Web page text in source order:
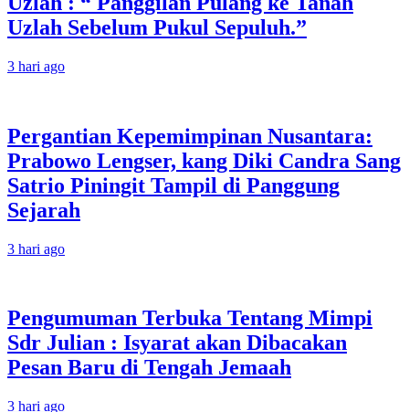
Uzlah Sebelum Pukul Sepuluh.”
3 hari ago
Pergantian Kepemimpinan Nusantara:
Prabowo Lengser, kang Diki Candra Sang
Satrio Piningit Tampil di Panggung
Sejarah
3 hari ago
Pengumuman Terbuka Tentang Mimpi
Sdr Julian : Isyarat akan Dibacakan
Pesan Baru di Tengah Jemaah
3 hari ago